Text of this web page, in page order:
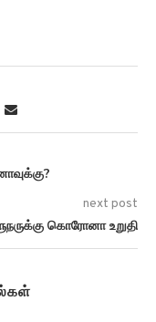
next post
கொரோனா உறுதி